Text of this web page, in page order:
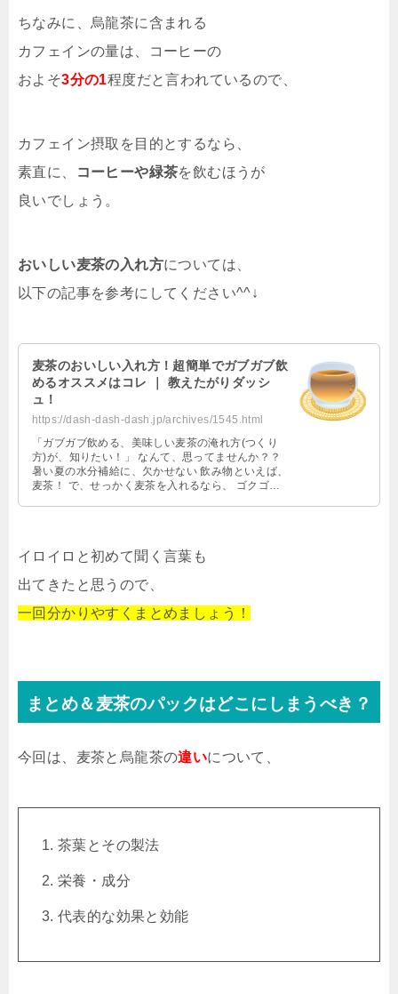
ちなみに、烏龍茶に含まれる
カフェインの量は、コーヒーの
およそ3分の1程度だと言われているので、
カフェイン摂取を目的とするなら、
素直に、
コーヒーや緑茶を飲むほうが
良いでしょう。
おいしい麦茶の入れ方については、
以下の記事を参考にしてください^^↓
麦茶のおいしい入れ方！超簡単でガブガブ飲
めるオススメはコレ ｜ 教えたがりダッシ
ュ！
https://dash-dash-dash.jp/archives/1545.html
「ガブガブ飲める、美味しい麦茶の淹れ方(つくり
方)が、知りたい！」 なんて、思ってませんか？？
暑い夏の水分補給に、欠かせない 飲み物といえば、
麦茶！ で、せっかく麦茶を入れるなら、 ゴクゴク
イロイロと初めて聞く言葉も
出てきたと思うので、
一回分かりやすくまとめましょう！
まとめ＆麦茶のパックはどこにしまうべき？
今回は、麦茶と烏龍茶の違いについて、
茶葉とその製法
栄養・成分
代表的な効果と効能